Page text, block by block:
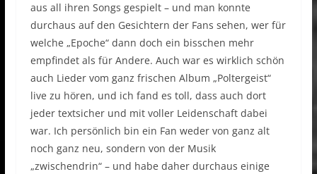
aus all ihren Songs gespielt – und man konnte
durchaus auf den Gesichtern der Fans sehen, wer für
welche „Epoche“ dann doch ein bisschen mehr
empfindet als für Andere. Auch war es wirklich schön
auch Lieder vom ganz frischen Album „Poltergeist“
live zu hören, und ich fand es toll, dass auch dort
jeder textsicher und mit voller Leidenschaft dabei
war. Ich persönlich bin ein Fan weder von ganz alt
noch ganz neu, sondern von der Musik
„zwischendrin“ – und habe daher durchaus einige